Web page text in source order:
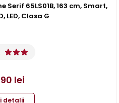
Serif 65LS01B, 163 cm, Smart,
LED, Clasa G
lei
detalii